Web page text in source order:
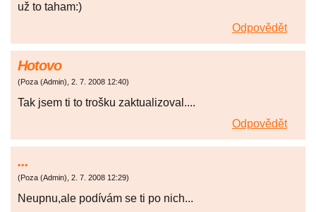
už to taham:)
Odpovědět
Hotovo
(Poza (Admin), 2. 7. 2008 12:40)
Tak jsem ti to trošku zaktualizoval....
Odpovědět
...
(Poza (Admin), 2. 7. 2008 12:29)
Neupnu,ale podívám se ti po nich...